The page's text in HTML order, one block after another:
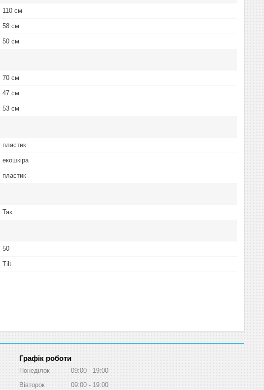
110 см
58 см
50 см
70 см
47 см
53 см
пластик
екошкіра
пластик
Так
50
Tilt
Графік роботи
Понеділок 09:00
19:00
Вівторок
09:00 19:00